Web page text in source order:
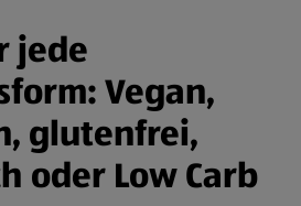
jede
Vegan,
glutenfrei,
oder Low Carb